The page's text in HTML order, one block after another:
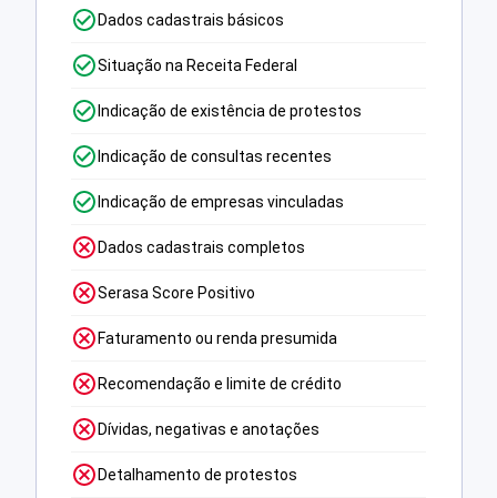
Dados cadastrais básicos
Situação na Receita Federal
Indicação de existência de protestos
Indicação de consultas recentes
Indicação de empresas vinculadas
Dados cadastrais completos
Serasa Score Positivo
Faturamento ou renda presumida
Recomendação e limite de crédito
Dívidas, negativas e anotações
Detalhamento de protestos